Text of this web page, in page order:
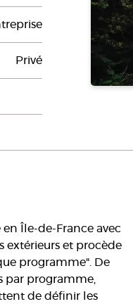
Privé
Île-de-France avec
extérieurs et procède
programme". De
par programme,
de définir les